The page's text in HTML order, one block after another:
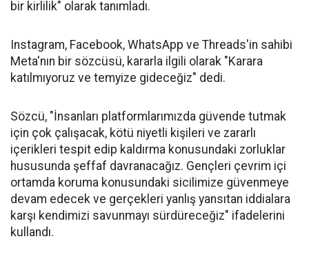
bir kirlilik" olarak tanımladı.
Instagram, Facebook, WhatsApp ve Threads'in sahibi
Meta'nın bir sözcüsü, kararla ilgili olarak "Karara
katılmıyoruz ve temyize gideceğiz" dedi.
Sözcü, "İnsanları platformlarımızda güvende tutmak
için çok çalışacak, kötü niyetli kişileri ve zararlı
içerikleri tespit edip kaldırma konusundaki zorluklar
hususunda şeffaf davranacağız. Gençleri çevrim içi
ortamda koruma konusundaki sicilimize güvenmeye
devam edecek ve gerçekleri yanlış yansıtan iddialara
karşı kendimizi savunmayı sürdüreceğiz" ifadelerini
kullandı.